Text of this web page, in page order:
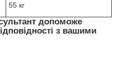
55 кг
допоможе
з вашими